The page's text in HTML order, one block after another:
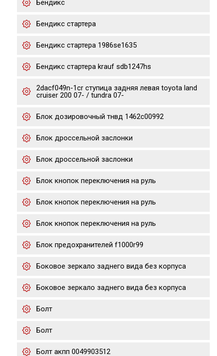
Бендикс
Бендикс стартера
Бендикс стартера 1986se1635
Бендикс стартера krauf sdb1247hs
2dacf049n-1cr ступица задняя левая toyota land
cruiser 200 07- / tundra 07-
Блок дозировочный тнвд 1462c00992
Блок дроссельной заслонки
Блок дроссельной заслонки
Блок кнопок переключения на руль
Блок кнопок переключения на руль
Блок кнопок переключения на руль
Блок предохранителей f1000r99
Боковое зеркало заднего вида без корпуса
Боковое зеркало заднего вида без корпуса
Болт
Болт
Болт акпп 0049903512